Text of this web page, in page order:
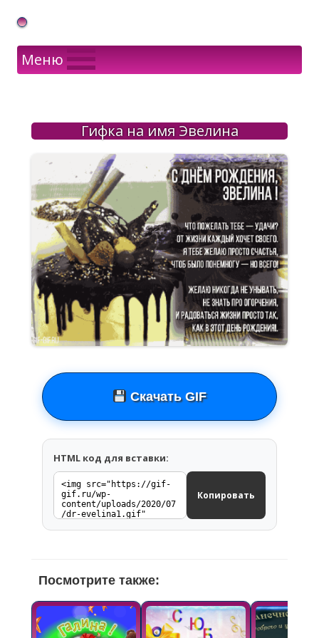
Gif Открытки в подарок
Меню
Гифка на имя Эвелина
Скачать GIF
HTML код для вставки:
Копировать
Посмотрите также: